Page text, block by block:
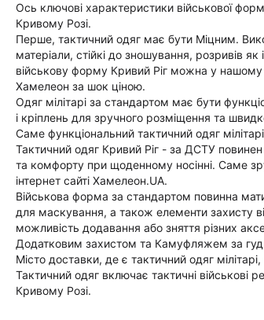
Ось ключові характеристики військової
Кривому Розі.
Перше, тактичний одяг має бути Міцним.
матеріали, стійкі до зношування, розривів
військову форму Кривий Ріг можна у нашому
Хамелеон за шок ціною.
Одяг мілітарі за стандартом має бути
і кріплень для зручного розміщення та
Саме функціональний тактичний одяг
Тактичний одяг Кривий Ріг - за ДСТУ
та комфорту при щоденному носінні. Саме
інтернет сайті Хамелеон.UA.
Військова форма за стандартом повинна
для маскування, а також елементи захисту
можливість додавання або зняття різних
Додатковим захистом та Камуфляжем за гуд
Місто доставки, де є тактичний одяг
Тактичний одяг включає тактичні
Кривому Розі.